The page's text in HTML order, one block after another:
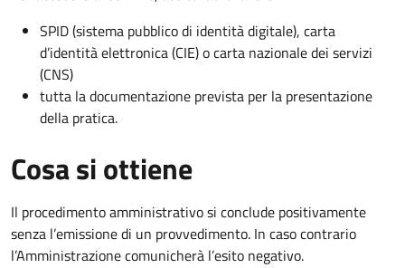
SPID (sistema pubblico di identità digitale), carta
d’identità elettronica (CIE) o carta nazionale dei servizi
(CNS)
tutta la documentazione prevista per la presentazione
della pratica.
Cosa si ottiene
Il procedimento amministrativo si conclude positivamente
senza l’emissione di un provvedimento. In caso contrario
l’Amministrazione comunicherà l’esito negativo.